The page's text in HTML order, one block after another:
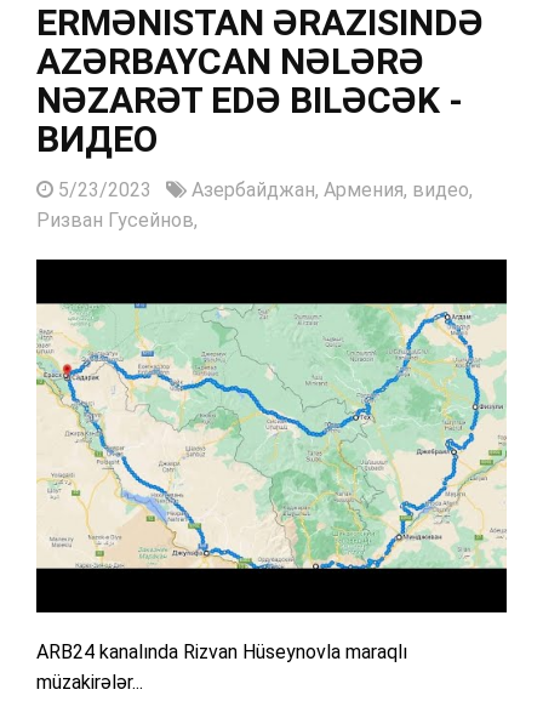
ERMƏNISTAN ƏRAZISINDƏ
AZƏRBAYCAN NƏLƏRƏ
NƏZARƏT EDƏ BILƏCƏK -
ВИДЕО
5/23/2023 Азербайджан, Армения, видео,
Ризван Гусейнов,
ARB24 kanalında Rizvan Hüseynovla maraqlı
müzakirələr...